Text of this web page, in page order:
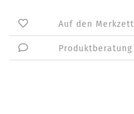
Auf den
Produktberatung